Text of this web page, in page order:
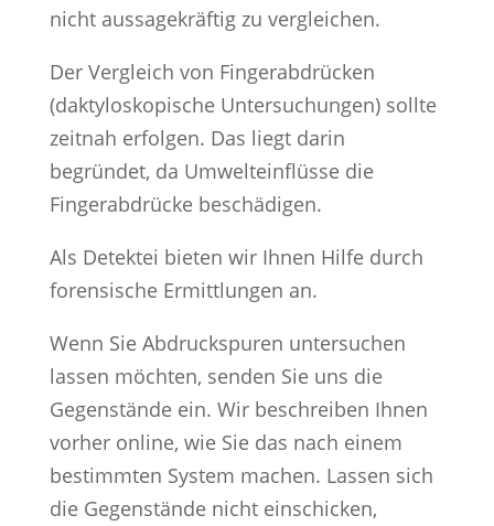
nicht aussagekräftig zu vergleichen.
Der Vergleich von Fingerabdrücken
(daktyloskopische Untersuchungen) sollte
zeitnah erfolgen. Das liegt darin
begründet, da Umwelteinflüsse die
Fingerabdrücke beschädigen.
Als Detektei bieten wir Ihnen Hilfe durch
forensische Ermittlungen an.
Wenn Sie Abdruckspuren untersuchen
lassen möchten, senden Sie uns die
Gegenstände ein. Wir beschreiben Ihnen
vorher online, wie Sie das nach einem
bestimmten System machen. Lassen sich
die Gegenstände nicht einschicken,